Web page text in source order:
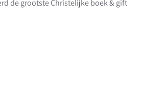
de grootste Christelijke boek & gift